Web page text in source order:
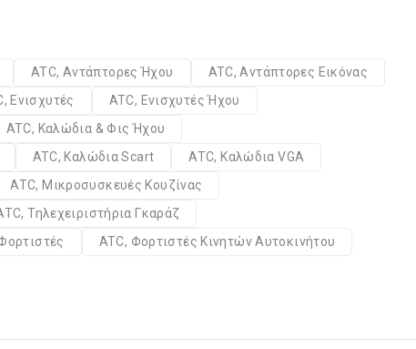
ATC, Αντάπτορες Ήχου
ATC, Αντάπτορες Εικόνας
Ενισχυτές
ATC, Ενισχυτές Ήχου
ATC, Καλώδια & Φις Ήχου
ATC, Καλώδια Scart
ATC, Καλώδια VGA
ATC, Μικροσυσκευές Κουζίνας
Τηλεχειριστήρια Γκαράζ
ATC, Φορτιστές Κινητών Αυτοκινήτου